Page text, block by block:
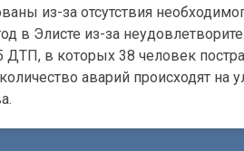
из-за отсутствия
в Элисте из-за
в которых 38 человек
аварий происходят на